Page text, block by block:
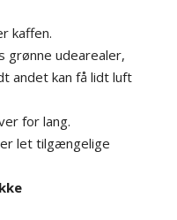
kaffen.
grønne udearealer,
andet kan få lidt luft
for lang.
let tilgængelige